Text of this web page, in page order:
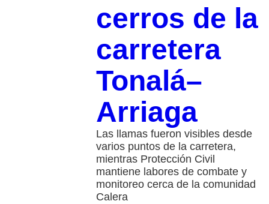
cerros de la
carretera
Tonalá–
Arriaga
Las llamas fueron visibles desde
varios puntos de la carretera,
mientras Protección Civil
mantiene labores de combate y
monitoreo cerca de la comunidad
Calera